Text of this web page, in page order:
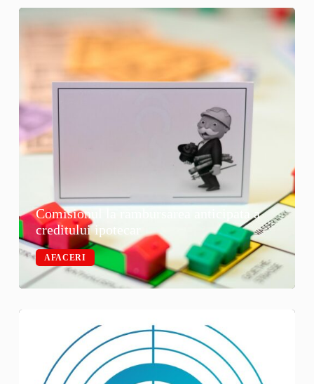
Comisionul la rambursarea anticipata a
creditului ipotecar
AFACERI